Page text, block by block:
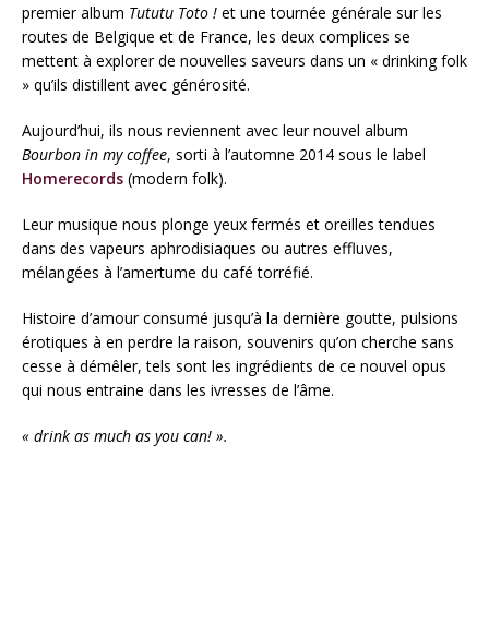
premier album Tututu Toto ! et une tournée générale sur les
routes de Belgique et de France, les deux complices se
mettent à explorer de nouvelles saveurs dans un « drinking folk
» qu’ils distillent avec générosité.
Aujourd’hui, ils nous reviennent avec leur nouvel album
Bourbon in my coffee, sorti à l’automne 2014 sous le label
Homerecords (modern folk).
Leur musique nous plonge yeux fermés et oreilles tendues
dans des vapeurs aphrodisiaques ou autres effluves,
mélangées à l’amertume du café torréfié.
Histoire d’amour consumé jusqu’à la dernière goutte, pulsions
érotiques à en perdre la raison, souvenirs qu’on cherche sans
cesse à démêler, tels sont les ingrédients de ce nouvel opus
qui nous entraine dans les ivresses de l’âme.
« drink as much as you can! ».